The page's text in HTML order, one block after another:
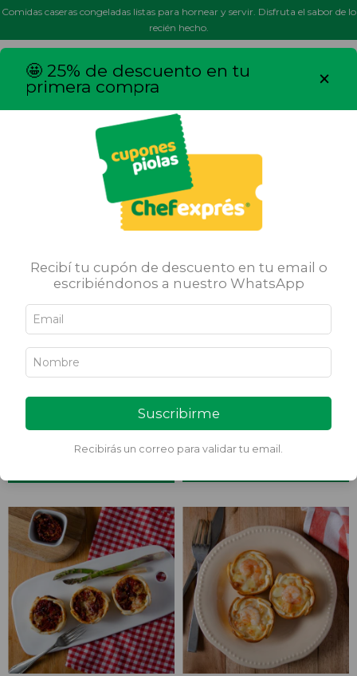
Comidas caseras congeladas listas para hornear y servir. Disfruta el sabor de lo
recién hecho.
Canastitas
FILTRAR
%OFF
$16.490,00 $12.500,00
CANASTITAS NUECES ROQUEFORT
$16.690,00
🤩 25% de descuento en tu
primera compra
×
Recibí tu cupón de descuento en tu email o
escribiéndonos a nuestro WhatsApp
Suscribirme
Recibirás un correo para validar tu email.